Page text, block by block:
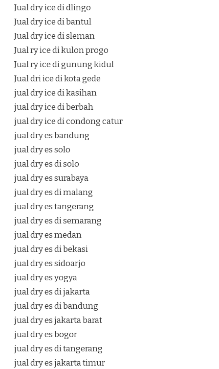
Jual dry ice di dlingo
Jual dry ice di bantul
Jual dry ice di sleman
Jual ry ice di kulon progo
Jual ry ice di gunung kidul
Jual dri ice di kota gede
jual dry ice di kasihan
jual dry ice di berbah
jual dry ice di condong catur
jual dry es bandung
jual dry es solo
jual dry es di solo
jual dry es surabaya
jual dry es di malang
jual dry es tangerang
jual dry es di semarang
jual dry es medan
jual dry es di bekasi
jual dry es sidoarjo
jual dry es yogya
jual dry es di jakarta
jual dry es di bandung
jual dry es jakarta barat
jual dry es bogor
jual dry es di tangerang
jual dry es jakarta timur